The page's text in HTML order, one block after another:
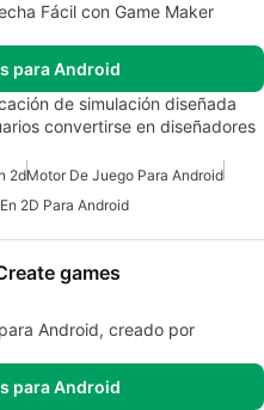
Fácil con Game Maker
para Android
de simulación diseñada
convertirse en diseñadores
2dMotor De Juego Para Android
2D Para Android
games
Android, creado por
para Android